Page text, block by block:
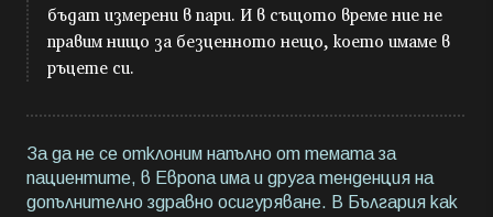
бъдат измерени в пари. И в същото време ние не
правим нищо за безценното нещо, което имаме в
ръцете си.
За да не се отклоним напълно от темата за
пациентите, в Европа има и друга тенденция на
допълнително здравно осигуряване. В България как